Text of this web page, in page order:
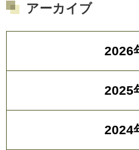
アーカイブ
2026
2025
2024